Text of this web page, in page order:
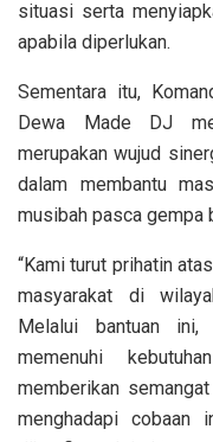
situasi serta
apabila diperlukan.
Sementara itu,
Dewa Made DJ
merupakan wujud
dalam membantu
musibah pasca gempa
“Kami turut prihatin
masyarakat di
Melalui bantuan ini,
memenuhi
memberikan
menghadapi cobaan